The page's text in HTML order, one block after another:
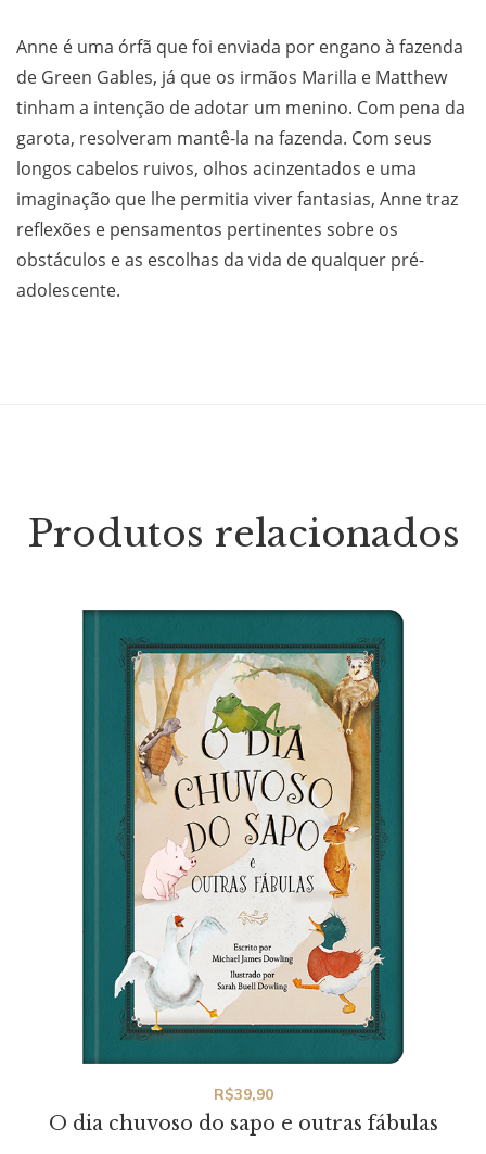
Anne é uma órfã que foi enviada por engano à fazenda
de Green Gables, já que os irmãos Marilla e Matthew
tinham a intenção de adotar um menino. Com pena da
garota, resolveram mantê-la na fazenda. Com seus
longos cabelos ruivos, olhos acinzentados e uma
imaginação que lhe permitia viver fantasias, Anne traz
reflexões e pensamentos pertinentes sobre os
obstáculos e as escolhas da vida de qualquer pré-
adolescente.
Produtos relacionados
O dia chuvoso do sapo e outras fábulas
R$39,90